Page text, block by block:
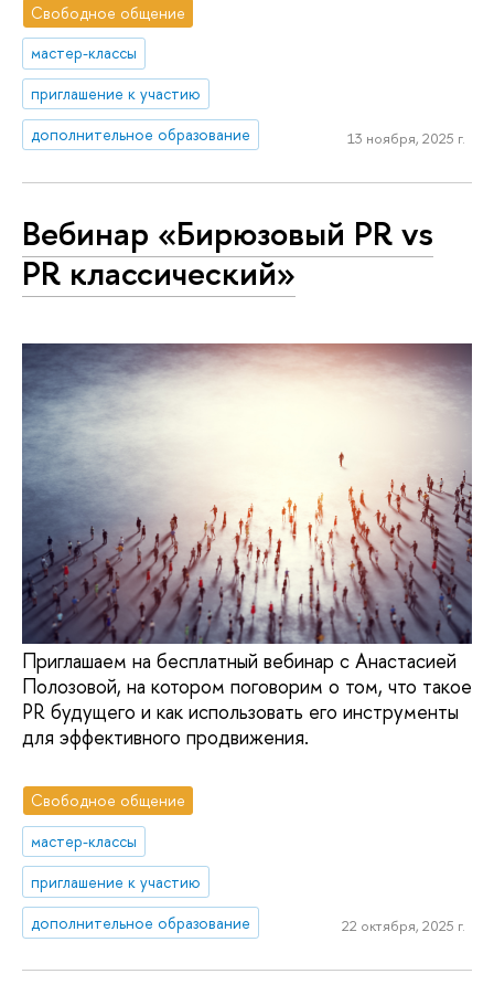
Свободное общение
мастер-классы
приглашение к участию
дополнительное образование
13 ноября, 2025 г.
Вебинар «Бирюзовый PR vs
PR классический»
Приглашаем на бесплатный вебинар с Анастасией
Полозовой, на котором поговорим о том, что такое
PR будущего и как использовать его инструменты
для эффективного продвижения.
Свободное общение
мастер-классы
приглашение к участию
дополнительное образование
22 октября, 2025 г.